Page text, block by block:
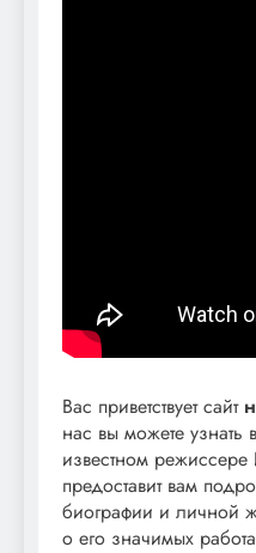
Вас приветствует сайт
нас вы можете узнать
известном режиссере
предоставит вам
биографии и личной
о его значимых